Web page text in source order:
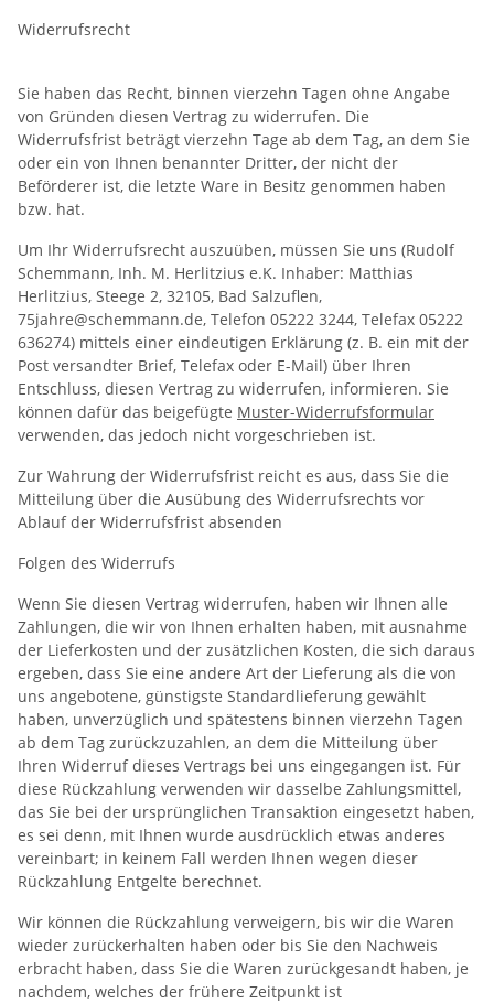
Widerrufsrecht
Sie haben das Recht, binnen vierzehn Tagen ohne Angabe
von Gründen diesen Vertrag zu widerrufen. Die
Widerrufsfrist beträgt vierzehn Tage ab dem Tag, an dem Sie
oder ein von Ihnen benannter Dritter, der nicht der
Beförderer ist, die letzte Ware in Besitz genommen haben
bzw. hat.
Um Ihr Widerrufsrecht auszuüben, müssen Sie uns (Rudolf
Schemmann, Inh. M. Herlitzius e.K. Inhaber: Matthias
Herlitzius, Steege 2, 32105, Bad Salzuflen,
75jahre@schemmann.de, Telefon 05222 3244, Telefax 05222
636274) mittels einer eindeutigen Erklärung (z. B. ein mit der
Post versandter Brief, Telefax oder E-Mail) über Ihren
Entschluss, diesen Vertrag zu widerrufen, informieren. Sie
können dafür das beigefügte Muster-Widerrufsformular
verwenden, das jedoch nicht vorgeschrieben ist.
Zur Wahrung der Widerrufsfrist reicht es aus, dass Sie die
Mitteilung über die Ausübung des Widerrufsrechts vor
Ablauf der Widerrufsfrist absenden
Folgen des Widerrufs
Wenn Sie diesen Vertrag widerrufen, haben wir Ihnen alle
Zahlungen, die wir von Ihnen erhalten haben, mit ausnahme
der Lieferkosten und der zusätzlichen Kosten, die sich daraus
ergeben, dass Sie eine andere Art der Lieferung als die von
uns angebotene, günstigste Standardlieferung gewählt
haben, unverzüglich und spätestens binnen vierzehn Tagen
ab dem Tag zurückzuzahlen, an dem die Mitteilung über
Ihren Widerruf dieses Vertrags bei uns eingegangen ist. Für
diese Rückzahlung verwenden wir dasselbe Zahlungsmittel,
das Sie bei der ursprünglichen Transaktion eingesetzt haben,
es sei denn, mit Ihnen wurde ausdrücklich etwas anderes
vereinbart; in keinem Fall werden Ihnen wegen dieser
Rückzahlung Entgelte berechnet.
Wir können die Rückzahlung verweigern, bis wir die Waren
wieder zurückerhalten haben oder bis Sie den Nachweis
erbracht haben, dass Sie die Waren zurückgesandt haben, je
nachdem, welches der frühere Zeitpunkt ist